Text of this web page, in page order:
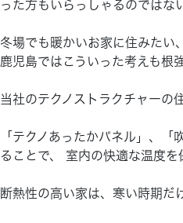
った方もいらっしゃるのではな
冬場でも暖かいお家に住みた
鹿児島ではこういった考えも根
当社のテクノストラクチャーの
「テクノあったかパネル」、
ることで、 室内の快適な温度
断熱性の高い家は、寒い時期だ